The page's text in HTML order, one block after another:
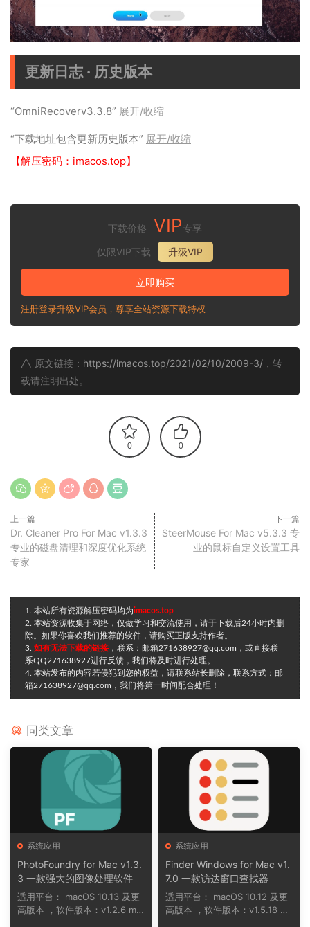
更新日志 · 历史版本
“OmniRecoverv3.3.8” 展开/收缩
“下载地址包含更新历史版本” 展开/收缩
【解压密码：imacos.top】
下载价格 VIP专享
仅限VIP下载
升级VIP
立即购买
注册登录升级VIP会员，尊享全站资源下载特权
原文链接： https://imacos.top/2021/02/10/2009-3/ ，转
载请注明出处。
0 0
上一篇
Dr. Cleaner Pro For Mac v1.3.3
专业的磁盘清理和深度优化系统
专家
下一篇
SteerMouse For Mac v5.3.3 专
业的鼠标自定义设置工具
1. 本站所有资源解压密码均为imacos.top
2. 本站资源收集于网络，仅做学习和交流使用，请于下载后24小时内删
除。如果你喜欢我们推荐的软件，请购买正版支持作者。
3. 如有无法下载的链接 ，联系：邮箱271638927@qq.com，或直接联
系QQ271638927进行反馈，我们将及时进行处理。
4. 本站发布的内容若侵犯到您的权益，请联系站长删除，联系方式：邮
箱271638927@qq.com，我们将第一时间配合处理！
同类文章
系统应用
PhotoFoundry for Mac v1.3.
3 一款强大的图像处理软件
适用平台： macOS 10.13 及更
高版本 ，软件版本：v1.2.6 ma
系统应用
Finder Windows for Mac v1.
7.0 一款访达窗口查找器
适用平台： macOS 10.12 及更
高版本 ，软件版本：v1.5.18 na